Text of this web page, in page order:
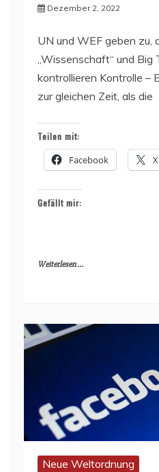
Dezember 2, 2022
UN und WEF geben zu,
„Wissenschaft“ und
kontrollieren Kontrolle –
zur gleichen Zeit, als die
Teilen mit:
Facebook X
Gefällt mir:
Weiterlesen ...
Neue Weltordnung